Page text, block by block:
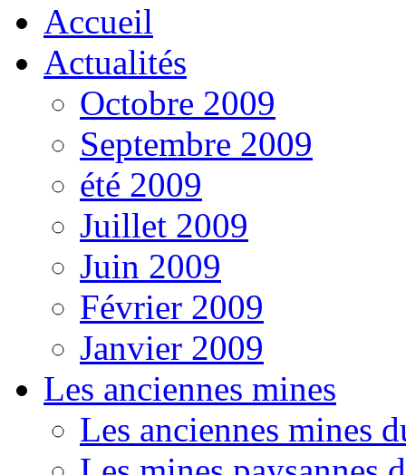
Accueil
Actualités
Octobre 2009
Septembre 2009
été 2009
Juillet 2009
Juin 2009
Février 2009
Janvier 2009
Les anciennes mines
Les anciennes mines